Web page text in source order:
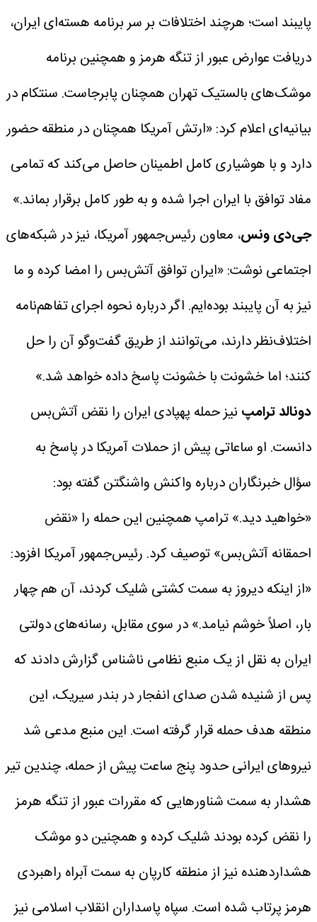
پایبند است؛ هرچند اختلافات بر سر برنامه هسته‌ای ایران،
دریافت عوارض عبور از تنگه هرمز و همچنین برنامه
موشک‌های بالستیک تهران همچنان پابرجاست. سنتکام در
بیانیه‌ای اعلام کرد: «ارتش آمریکا همچنان در منطقه حضور
دارد و با هوشیاری کامل اطمینان حاصل می‌کند که تمامی
مفاد توافق با ایران اجرا شده و به طور کامل برقرار بماند.»
جی‌دی ونس، معاون رئیس‌جمهور آمریکا، نیز در شبکه‌های
اجتماعی نوشت: «ایران توافق آتش‌بس را امضا کرده و ما
نیز به آن پایبند بوده‌ایم. اگر درباره نحوه اجرای تفاهم‌نامه
اختلاف‌نظر دارند، می‌توانند از طریق گفت‌وگو آن را حل
کنند؛ اما خشونت با خشونت پاسخ داده خواهد شد.»
دونالد ترامپ نیز حمله پهپادی ایران را نقض آتش‌بس
دانست. او ساعاتی پیش از حملات آمریکا در پاسخ به
سؤال خبرنگاران درباره واکنش واشنگتن گفته بود:
«خواهید دید.» ترامپ همچنین این حمله را «نقض
احمقانه آتش‌بس» توصیف کرد. رئیس‌جمهور آمریکا افزود:
«از اینکه دیروز به سمت کشتی شلیک کردند، آن هم چهار
بار، اصلاً خوشم نیامد.»در سوی مقابل، رسانه‌های دولتی
ایران به نقل از یک منبع نظامی ناشناس گزارش دادند که
پس از شنیده شدن صدای انفجار در بندر سیریک، این
منطقه هدف حمله قرار گرفته است. این منبع مدعی شد
نیروهای ایرانی حدود پنج ساعت پیش از حمله، چندین تیر
هشدار به سمت شناورهایی که مقررات عبور از تنگه هرمز
را نقض کرده بودند شلیک کرده و همچنین دو موشک
هشداردهنده نیز از منطقه کارپان به سمت آبراه راهبردی
هرمز پرتاب شده است. سپاه پاسداران انقلاب اسلامی نیز